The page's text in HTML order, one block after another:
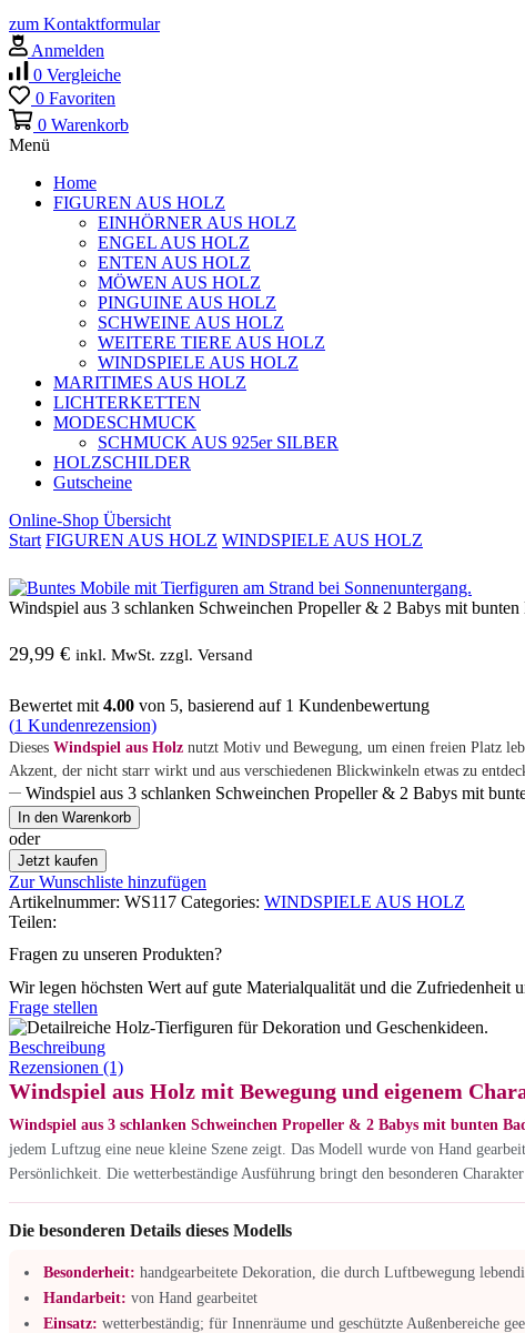
zum Kontaktformular
Anmelden
0 Vergleiche
0 Favoriten
0 Warenkorb
Menü
Home
FIGUREN AUS HOLZ
EINHÖRNER AUS HOLZ
ENGEL AUS HOLZ
ENTEN AUS HOLZ
MÖWEN AUS HOLZ
PINGUINE AUS HOLZ
SCHWEINE AUS HOLZ
WEITERE TIERE AUS HOLZ
WINDSPIELE AUS HOLZ
MARITIMES AUS HOLZ
LICHTERKETTEN
MODESCHMUCK
SCHMUCK AUS 925er SILBER
HOLZSCHILDER
Gutscheine
Online-Shop Übersicht
Start FIGUREN AUS HOLZ WINDSPIELE AUS HOLZ
Windspiel aus 3 schlanken Schweinchen Propeller & 2 Babys mit bunten
29,99 € inkl. MwSt. zzgl. Versand
Bewertet mit 4.00 von 5, basierend auf 1 Kundenbewertung
(1 Kundenrezension)
Dieses Windspiel aus Holz nutzt Motiv und Bewegung, um einen freien Platz
Akzent, der nicht starr wirkt und aus verschiedenen Blickwinkeln etwas zu
Windspiel aus 3 schlanken Schweinchen Propeller & 2 Babys mit
In den Warenkorb
oder
Jetzt kaufen
Zur Wunschliste hinzufügen
Artikelnummer: WS117 Categories: WINDSPIELE AUS HOLZ
Teilen:
Fragen zu unseren Produkten?
Wir legen höchsten Wert auf gute Materialqualität und die Zufriedenheit
Frage stellen
Beschreibung
Rezensionen (1)
Windspiel aus Holz mit Bewegung und eigenem
Windspiel aus 3 schlanken Schweinchen Propeller & 2 Babys mit bunten
jedem Luftzug eine neue kleine Szene zeigt. Das Modell wurde von Hand
Persönlichkeit. Die wetterbeständige Ausführung bringt den besonderen
Die besonderen Details dieses Modells
Besonderheit: handgearbeitete Dekoration, die durch Luftbewegung
Handarbeit: von Hand gearbeitet
Einsatz: wetterbeständig; für Innenräume und geschützte Außenbereiche